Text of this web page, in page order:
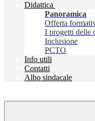
Didattica
Panoramica
Offerta
I progetti delle
Inclusione
PCTO
Info utili
Contatti
Albo sindacale